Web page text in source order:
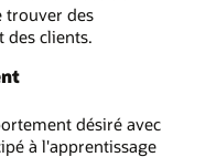
trouver des
des clients.
désiré avec
à l'apprentissage